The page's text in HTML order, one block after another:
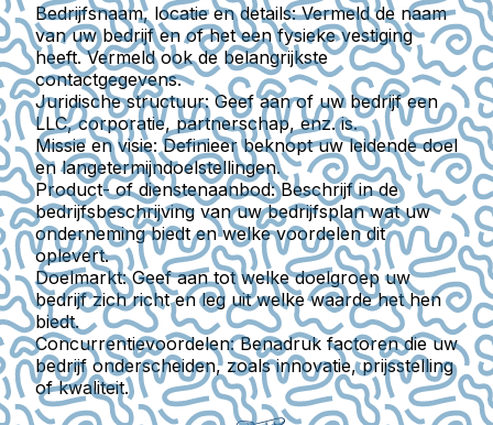
Bedrijfsnaam, locatie en details:Vermeld de naam
van uw bedrijf en of het een fysieke vestiging
heeft. Vermeld ook de belangrijkste
contactgegevens.
Juridische structuur:Geef aan of uw bedrijf een
LLC, corporatie, partnerschap, enz. is.
Missie en visie: Definieer beknopt uw leidende doel
en langetermijndoelstellingen.
Product- of dienstenaanbod:Beschrijf in de
bedrijfsbeschrijving van uw bedrijfsplan wat uw
onderneming biedt en welke voordelen dit
oplevert.
Doelmarkt:Geef aan tot welke doelgroep uw
bedrijf zich richt en leg uit welke waarde het hen
biedt.
Concurrentievoordelen:Benadruk factoren die uw
bedrijf onderscheiden, zoals innovatie, prijsstelling
of kwaliteit.